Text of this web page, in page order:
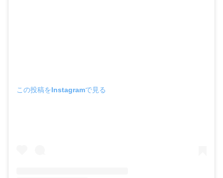
この投稿をInstagramで見る